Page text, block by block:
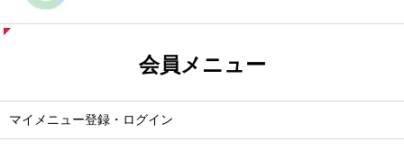
会員メニュー
マイメニュー登録・ログイン